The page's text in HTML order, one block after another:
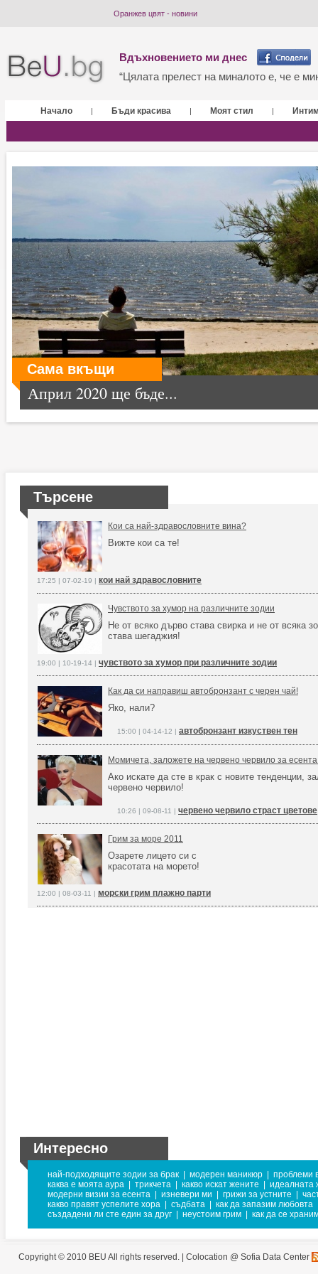
Оранжев цвят - новини
Вдъхновението ми днес
“Цялата прелест на миналото е, че е
Начало | Бъди красива | Моят стил |
Сама вкъщи
Април 2020 ще бъде...
Търсене
Кои са най-здравословните вина?
Вижте кои са те!
17:25 | 07-02-19 | кои най здравословните
Чувството за хумор на различните зодии
Не от всяко дърво става свирка и не от всяка
става шегаджия!
19:00 | 10-19-14 | чувството за хумор при различните зодии
Как да си направиш автобронзант с черен чай!
Яко, нали?
15:00 | 04-14-12 | автобронзант изкуствен тен
Момичета, заложете на червено червило за
Ако искате да сте в крак с новите тенденции,
червено червило!
10:26 | 09-08-11 | червено червило страст цветове
Грим за море 2011
Озарете лицето си с
красотата на морето!
12:00 | 08-03-11 | морски грим плажно парти
Интересно
най-подходящите зодии за брак модерен маникюр
проблеми
каква е моята аура
трикчета какво искат жените
идеалната
модерни визии за есента
изневери ми грижи за устните
какво правят успелите хора
съдбата как да запазим любовта
създадени ли сте един за друг
неустоим грим как да се
Copyright © 2010 BEU All rights reserved. | Colocation @ Sofia Data Center